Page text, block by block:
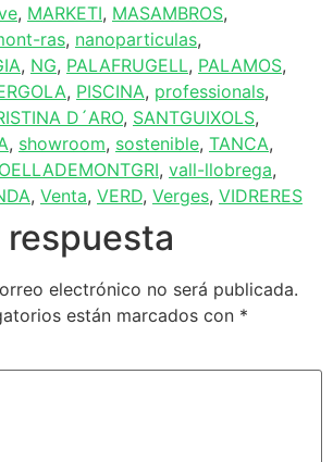
, MARKETI, MASAMBROS,
ras, nanoparticulas,
, NG, PALAFRUGELL, PALAMOS,
, PISCINA, professionals,
D´ARO, SANTGUIXOLS,
, showroom, sostenible, TANCA,
, vall-llobrega,
, Venta, VERD, Verges, VIDRERES
respuesta
electrónico no será publicada.
están marcados con *